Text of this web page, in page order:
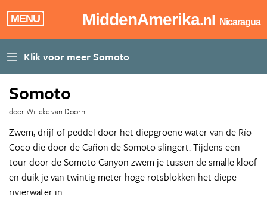
MENU MiddenAmerika.nl Nicaragua
Somoto
door Willeke van Doorn
Zwem, drijf of peddel door het diepgroene water van de Río
Coco die door de Cañon de Somoto slingert. Tijdens een
tour door de Somoto Canyon zwem je tussen de smalle kloof
en duik je van twintig meter hoge rotsblokken het diepe
rivierwater in.